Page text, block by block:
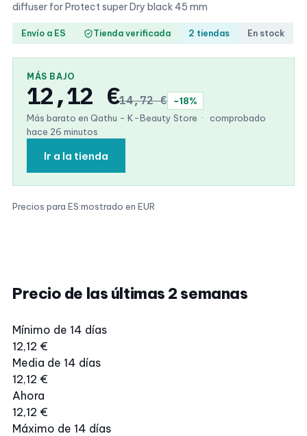
diffuser for Protect super Dry black 45 mm
Envío a ES Tienda verificada 2 tiendas En stock
MÁS BAJO
12,12 €14,72 €
−18%
Más barato en Qathu - K-Beauty Store ·
comprobado
hace 26 minutos
Ir a la tienda
Precios para ES·mostrado en EUR
Precio de las últimas 2 semanas
Mínimo de 14 días
12,12 €
Media de 14 días
12,12 €
Ahora
12,12 €
Máximo de 14 días